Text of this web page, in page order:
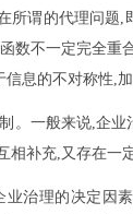
谓的代理问
数不一定完全
息的不对称性,
。一般来说,企
补充,又存在一
治理的决定因